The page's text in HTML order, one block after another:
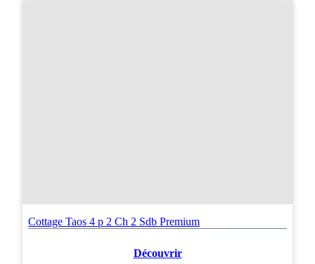
Cottage Taos 4 p 2 Ch 2 Sdb Premium
Découvrir